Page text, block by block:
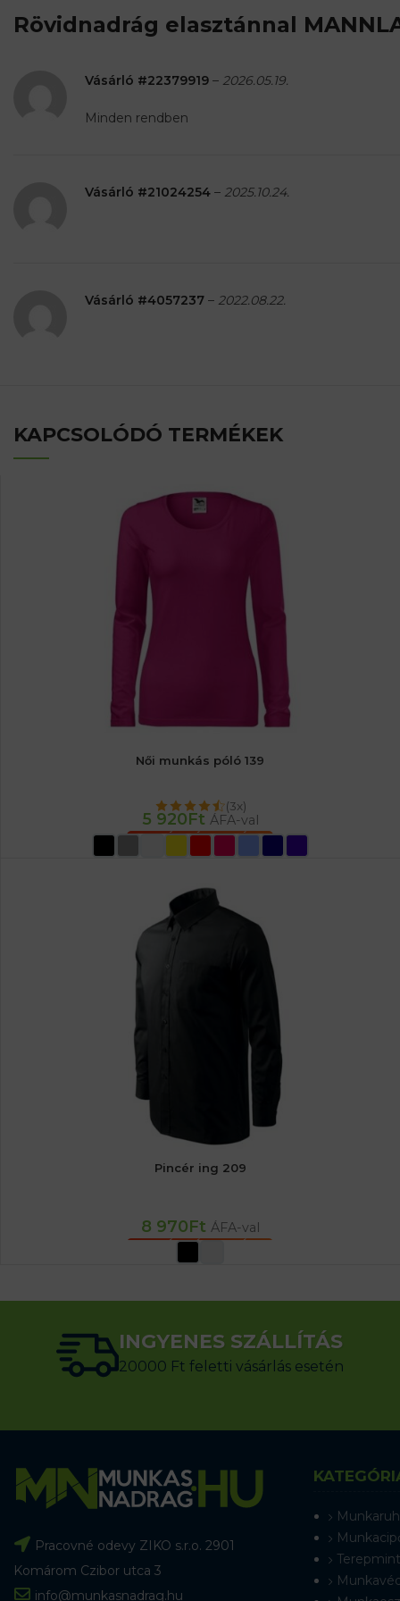
Rövidnadrág elasztánnal
Vásárló #22379919 – 2026.05.19.
Minden rendben
Vásárló #21024254 – 2025.10.24.
Vásárló #4057237 – 2022.08.22.
KAPCSOLÓDÓ TERMÉKEK
Női munkás póló 139
(3x)
5 920Ft ÁFA-val
OPCIÓK VÁLASZTÁSA
Pincér ing 209
8 970Ft ÁFA-val
OPCIÓK VÁLASZTÁSA
INGYENES SZÁLLÍTÁS
20000 Ft feletti vásárlás esetén
Pracovné odevy ZIKO s.r.o. 2901
Komárom Czibor utca 3
info@munkasnadrag.hu